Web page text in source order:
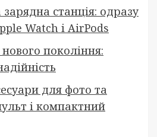
зарядна станція: одразу
Watch і AirPods
покоління:
для фото та
і компактний